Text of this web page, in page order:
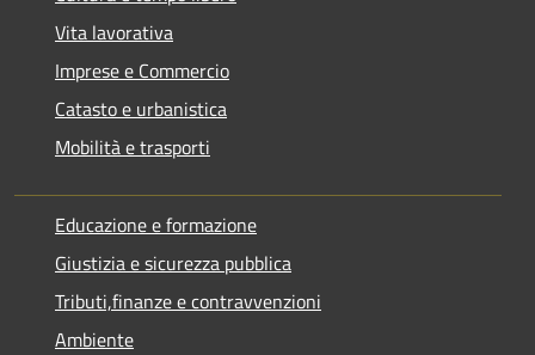
Vita lavorativa
Imprese e Commercio
Catasto e urbanistica
Mobilità e trasporti
Educazione e formazione
Giustizia e sicurezza pubblica
Tributi,finanze e contravvenzioni
Ambiente